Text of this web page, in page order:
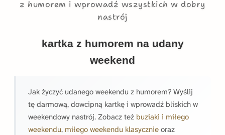
z humorem i wprowadź wszystkich w dobry
nastrój
kartka z humorem na udany
weekend
Jak życzyć udanego weekendu z humorem? Wyślij
tę darmową, dowcipną kartkę i wprowadź bliskich w
weekendowy nastrój. Zobacz też buziaki i miłego
weekendu, miłego weekendu klasycznie oraz